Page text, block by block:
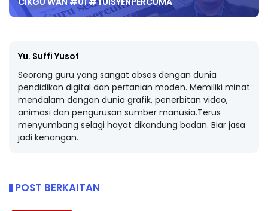
Yu. Suffi Yusof
Seorang guru yang sangat obses dengan dunia
pendidikan digital dan pertanian moden. Memiliki minat
mendalam dengan dunia grafik, penerbitan video,
animasi dan pengurusan sumber manusia.Terus
menyumbang selagi hayat dikandung badan. Biar jasa
jadi kenangan.
POST BERKAITAN